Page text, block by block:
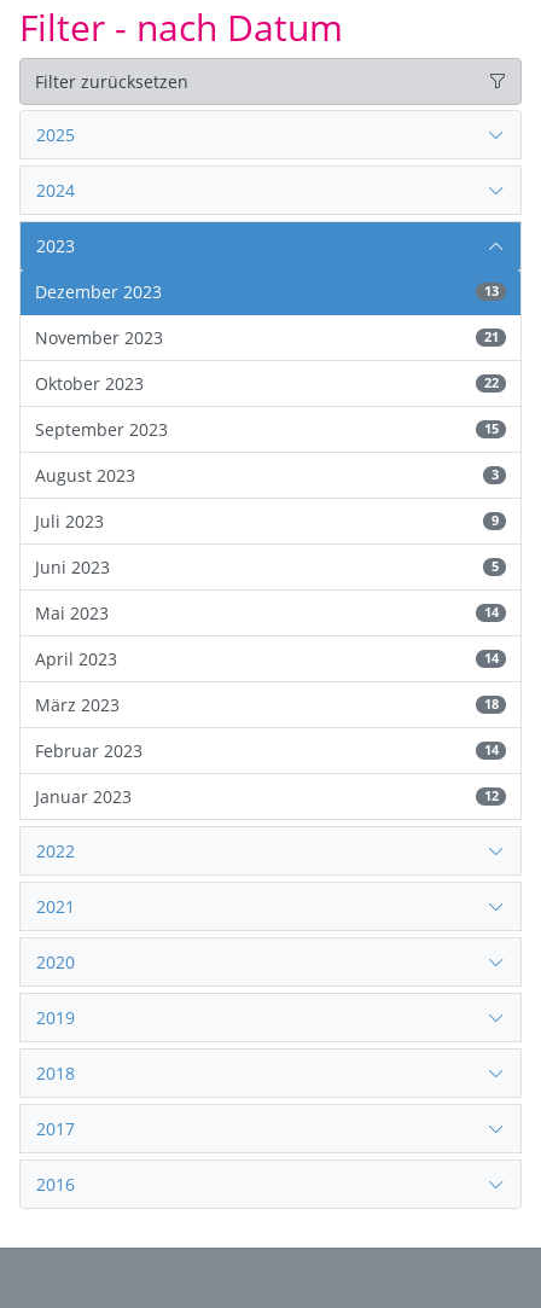
Filter - nach Datum
Filter zurücksetzen
2025
2024
2023
Dezember 2023
13
November 2023 21
Oktober 2023 22
September 2023 15
August 2023 3
Juli 2023 9
Juni 2023 5
Mai 2023 14
April 2023 14
März 2023 18
Februar 2023 14
Januar 2023 12
2022
2021
2020
2019
2018
2017
2016